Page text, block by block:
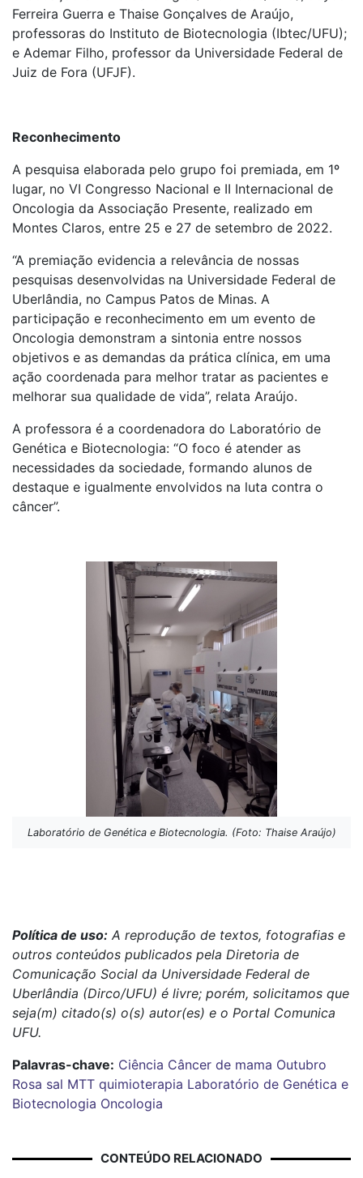
Ferreira Guerra e Thaise Gonçalves de Araújo,
professoras do Instituto de Biotecnologia (Ibtec/UFU);
e Ademar Filho, professor da Universidade Federal de
Juiz de Fora (UFJF).
Reconhecimento
A pesquisa elaborada pelo grupo foi premiada, em 1º
lugar, no VI Congresso Nacional e II Internacional de
Oncologia da Associação Presente, realizado em
Montes Claros, entre 25 e 27 de setembro de 2022.
“A premiação evidencia a relevância de nossas
pesquisas desenvolvidas na Universidade Federal de
Uberlândia, no Campus Patos de Minas. A
participação e reconhecimento em um evento de
Oncologia demonstram a sintonia entre nossos
objetivos e as demandas da prática clínica, em uma
ação coordenada para melhor tratar as pacientes e
melhorar sua qualidade de vida”, relata Araújo.
A professora é a coordenadora do Laboratório de
Genética e Biotecnologia: “O foco é atender as
necessidades da sociedade, formando alunos de
destaque e igualmente envolvidos na luta contra o
câncer”.
Laboratório de Genética e Biotecnologia. (Foto: Thaise Araújo)
Política de uso: A reprodução de textos, fotografias e
outros conteúdos publicados pela Diretoria de
Comunicação Social da Universidade Federal de
Uberlândia (Dirco/UFU) é livre; porém, solicitamos que
seja(m) citado(s) o(s) autor(es) e o Portal Comunica
UFU.
Palavras-chave: Ciência Câncer de mama Outubro
Rosa sal MTT quimioterapia Laboratório de Genética e
Biotecnologia Oncologia
CONTEÚDO RELACIONADO